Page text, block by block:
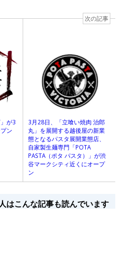
が3
ン
次の記事
3月28日、「立喰い焼肉 治郎
丸」を展開する越後屋の新業
態となるパスタ展開業態店、
自家製生麺専門「POTA
PASTA（ポタ パスタ）」が渋
谷マークシティ近くにオープ
ン
はこんな記事も読んでいます